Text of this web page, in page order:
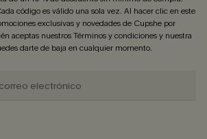
código es válido una sola vez. Al hacer clic en este
exclusivas y novedades de Cupshe por
aceptas nuestrosTérminos y condicionesy nuestra
darte de baja en cualquier momento.